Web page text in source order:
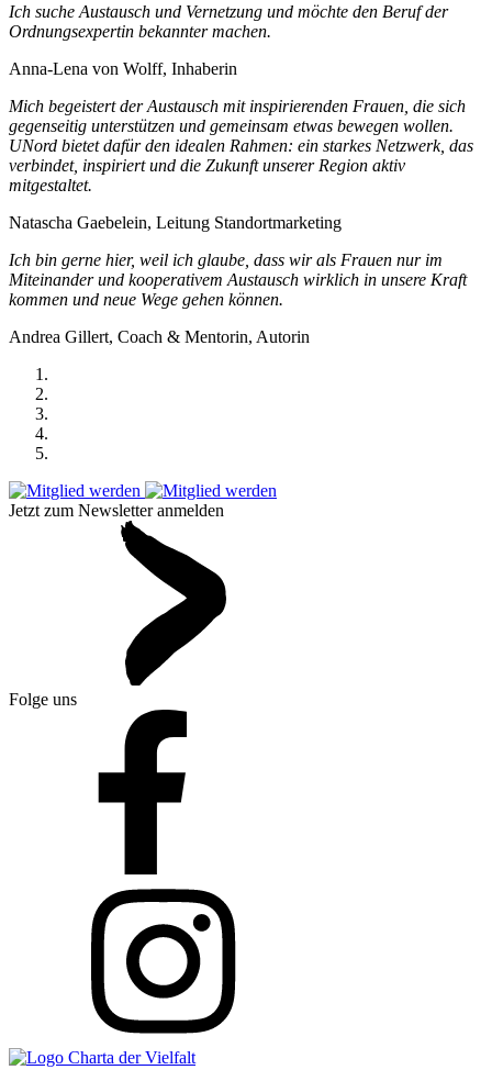
Ich suche Austausch und Vernetzung und möchte den Beruf der
Ordnungsexpertin bekannter machen.
Anna-Lena von Wolff, Inhaberin
Mich begeistert der Austausch mit inspirierenden Frauen, die sich
gegenseitig unterstützen und gemeinsam etwas bewegen wollen.
UNord bietet dafür den idealen Rahmen: ein starkes Netzwerk, das
verbindet, inspiriert und die Zukunft unserer Region aktiv
mitgestaltet.
Natascha Gaebelein, Leitung Standortmarketing
Ich bin gerne hier, weil ich glaube, dass wir als Frauen nur im
Miteinander und kooperativem Austausch wirklich in unsere Kraft
kommen und neue Wege gehen können.
Andrea Gillert, Coach & Mentorin, Autorin
Jetzt zum Newsletter anmelden
Folge uns